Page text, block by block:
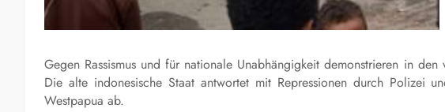
Gegen Rassismus und für nationale Unabhängigkeit demonstrieren in
Die alte indonesische Staat antwortet mit Repressionen durch Polizei
Westpapua ab.